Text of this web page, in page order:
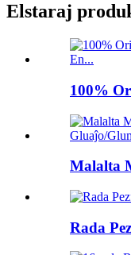
Elstaraj
100%
Malalta
Rada